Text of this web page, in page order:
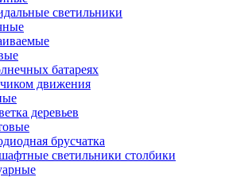
светильники
батареях
движения
деревьев
брусчатка
светильники столбики